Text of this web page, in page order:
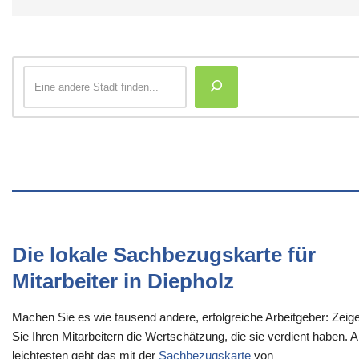
Die lokale Sachbezugskarte für
Mitarbeiter in Diepholz
Machen Sie es wie tausend andere, erfolgreiche Arbeitgeber:
Sie Ihren Mitarbeitern die Wertschätzung, die sie verdient haben.
leichtesten geht das mit der Sachbezugskarte von